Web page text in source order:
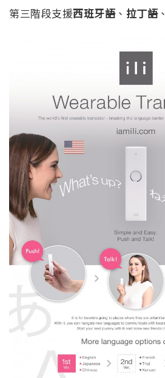
第三階段支援西班牙語、 拉丁語、